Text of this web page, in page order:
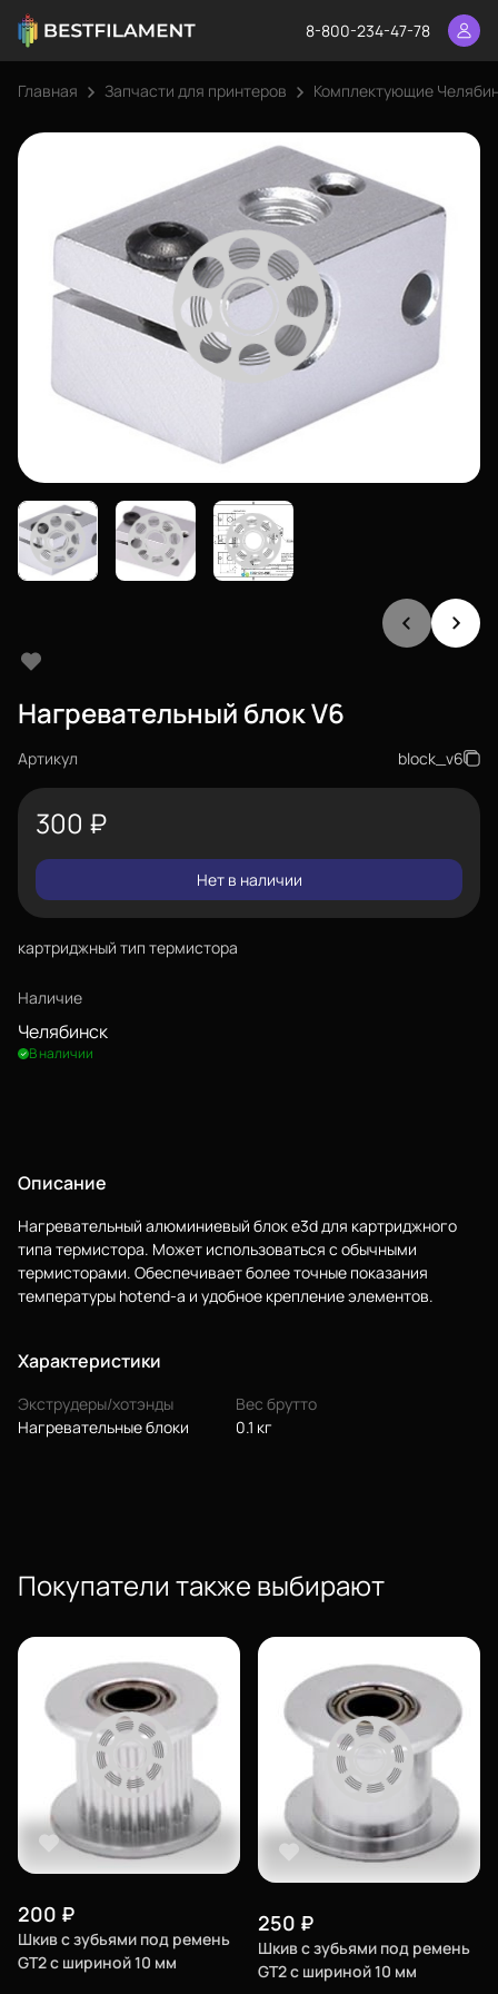
8-800-234-47-78
Главная Запчасти для принтеров Комплектующие
Нагревательный блок V6
Артикул block_v6
300 ₽
Нет в наличии
картриджный тип термистора
Наличие
Челябинск
В наличии
Описание
Нагревательный алюминиевый блок e3d для картриджного
типа термистора. Может использоваться с обычными
термисторами. Обеспечивает более точные показания
температуры hotend-а и удобное крепление элементов.
Характеристики
Экструдеры/хотэнды
Нагревательные блоки
Вес брутто
0.1 кг
Покупатели также выбирают
200 ₽
Шкив с зубьями под ремень
GT2 c шириной 10 мм
250 ₽
Шкив с зубьями под ремень
GT2 c шириной 10 мм
Каталог
Еще
Войти
Филиалы
Для крупных 3D-печатников
Екатеринбург изменить
Телефон
8-800-234-47-78 позвонить
ул.Проезжая дом 9а
маршрут